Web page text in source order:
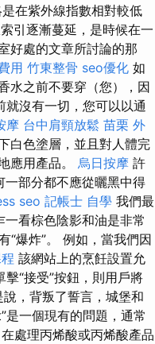
在紫外線指數相對較低
引逐漸蔓延，是時候在一
好處的文章所討論的那
用 竹東整骨 seo優化 如
水之前不要穿（您），因
就沒有一切，您可以以通
摩 台中肩頸放鬆 苗栗 外
白色塗層，並且對人體完
應用產品。 烏日按摩 許
一部分都不應從曬黑中得
seo 記帳士 自學 我們最
一看棕色陰影和油是非常
“爆炸”。 例如，當我們因
該網站上的烹飪設置允
“接受”按鈕，則用戶將
，背叛了誓言，城堡和
一個現有的問題，通常
在處理丙烯酸或丙烯酸產品